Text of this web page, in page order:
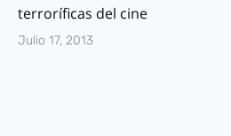
terroríficas del cine
Julio 17, 2013